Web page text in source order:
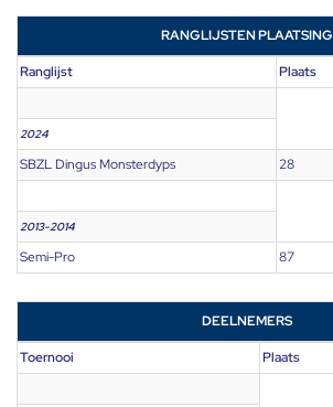
RANGLIJSTEN PLAATSING
Ranglijst Plaats
2024
SBZL Dingus Monsterdyps 28
2013-2014
Semi-Pro 87
DEELNEMERS
Toernooi Plaats